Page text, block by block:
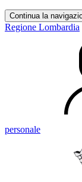
Continua la
Regione Lombardia
personale